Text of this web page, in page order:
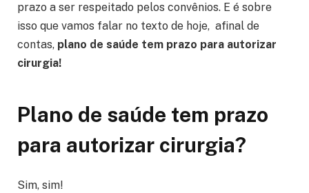
prazo a ser respeitado pelos convênios. E é sobre
isso que vamos falar no texto de hoje, afinal de
contas, plano de saúde tem prazo para autorizar
cirurgia!
Plano de saúde tem prazo
para autorizar cirurgia?
Sim, sim!